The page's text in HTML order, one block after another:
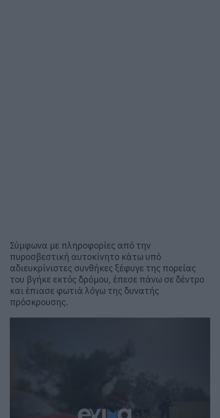
Σύμφωνα με πληροφορίες από την
πυροσβεστική αυτοκίνητο κάτω υπό
αδιευκρίνιστες συνθήκες ξέφυγε της πορείας
του βγήκε εκτός δρόμου, έπεσε πάνω σε δέντρο
και έπιασε φωτιά λόγω της δυνατής
πρόσκρουσης.